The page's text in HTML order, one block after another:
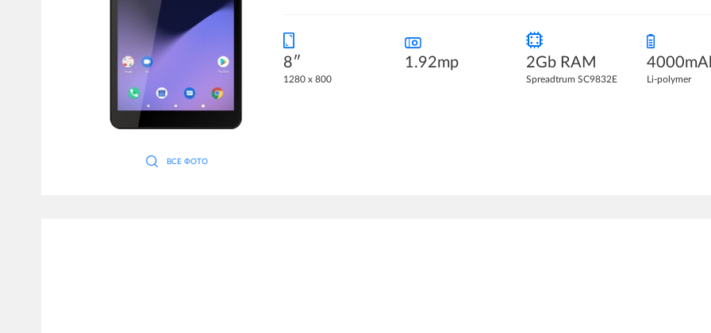
ВСЕ ФОТО
8″
1280 x 800
1.92mp 2Gb RAM
Spreadtrum SC9832E Li-polymer